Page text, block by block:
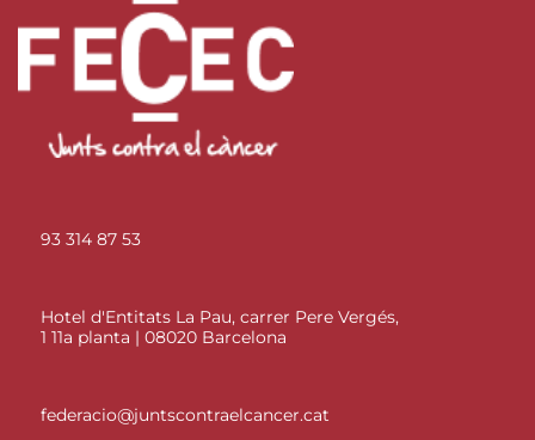
93 314 87 53
Hotel d'Entitats La Pau, carrer Pere Vergés,
1 11a planta | 08020 Barcelona
federacio@juntscontraelcancer.cat